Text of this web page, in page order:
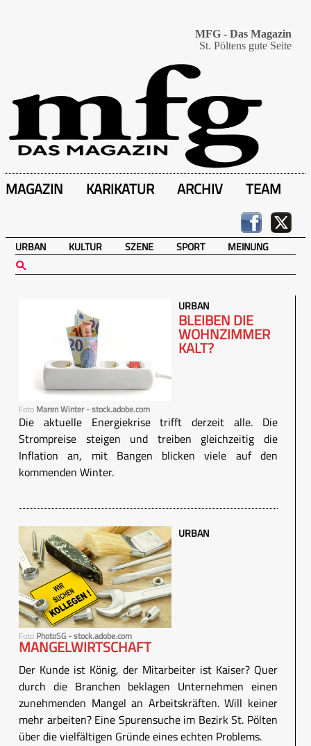
MFG - Das Magazin
St. Pöltens gute Seite
MAGAZIN KARIKATUR ARCHIV TEAM
URBAN KULTUR SZENE SPORT MEINUNG
Foto Maren Winter - stock.adobe.com
URBAN
BLEIBEN DIE
WOHNZIMMER
KALT?
Die aktuelle Energiekrise trifft derzeit alle. Die
Strompreise steigen und treiben gleichzeitig die
Inflation an, mit Bangen blicken viele auf den
kommenden Winter.
Foto PhotoSG - stock.adobe.com
URBAN
MANGELWIRTSCHAFT
Der Kunde ist König, der Mitarbeiter ist Kaiser? Quer
durch die Branchen beklagen Unternehmen einen
zunehmenden Mangel an Arbeitskräften. Will keiner
mehr arbeiten? Eine Spurensuche im Bezirk St. Pölten
über die vielfältigen Gründe eines echten Problems.